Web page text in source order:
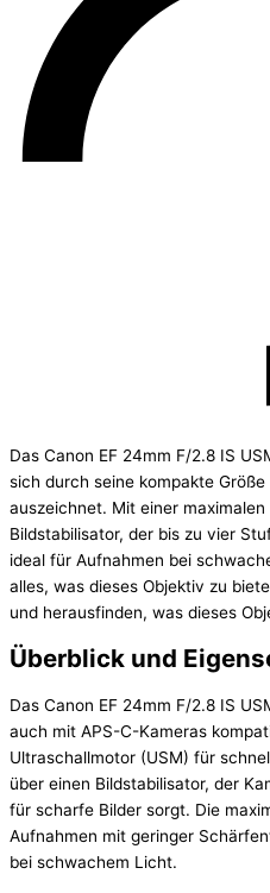
Das Canon EF 24mm F/2.8 IS
sich durch seine kompakte
auszeichnet. Mit einer
Bildstabilisator, der bis zu vier
ideal für Aufnahmen bei
alles, was dieses Objektiv zu
und herausfinden, was dieses
Überblick und
Das Canon EF 24mm F/2.8 IS
auch mit APS-C-Kameras
Ultraschallmotor (USM) für
über einen Bildstabilisator, der
für scharfe Bilder sorgt. Die
Aufnahmen mit geringer
bei schwachem Licht.